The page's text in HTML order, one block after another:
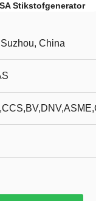
Stikstofgenerator
Suzhou, China